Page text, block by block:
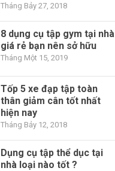
Tháng Bảy 27, 2018
8 dụng cụ tập gym tại nhà
giá rẻ bạn nên sở hữu
Tháng Một 15, 2019
Tốp 5 xe đạp tập toàn
thân giảm cân tốt nhất
hiện nay
Tháng Bảy 12, 2018
Dụng cụ tập thể dục tại
nhà loại nào tốt ?